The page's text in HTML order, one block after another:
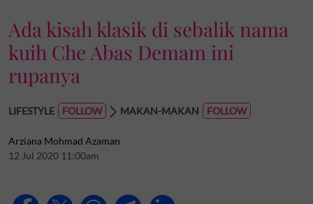
Ada kisah klasik di sebalik nama
kuih Che Abas Demam ini
rupanya
LIFESTYLE MAKAN-MAKAN
Arziana Mohmad Azaman
12 Jul 2020 11:00am